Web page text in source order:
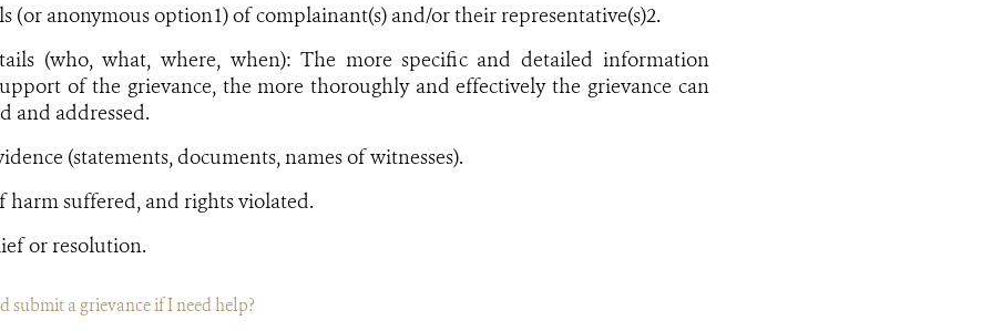
(or anonymous option1) of complainant(s) and/or their representative(s)2.
(who, what, where, when): The more specific and detailed information
of the grievance, the more thoroughly and effectively the grievance can
and addressed.
(statements, documents, names of witnesses).
harm suffered, and rights violated.
or resolution.
submit a grievance if I need help?